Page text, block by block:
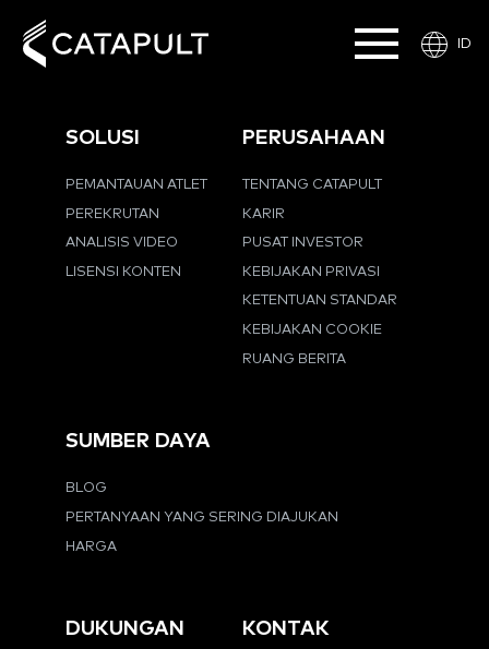
ID
SOLUSI
PEMANTAUAN ATLET
PEREKRUTAN
ANALISIS VIDEO
LISENSI KONTEN
PERUSAHAAN
TENTANG CATAPULT
KARIR
PUSAT INVESTOR
KEBIJAKAN PRIVASI
KETENTUAN STANDAR
KEBIJAKAN COOKIE
RUANG BERITA
SUMBER DAYA
BLOG
PERTANYAAN YANG SERING DIAJUKAN
HARGA
DUKUNGAN KONTAK